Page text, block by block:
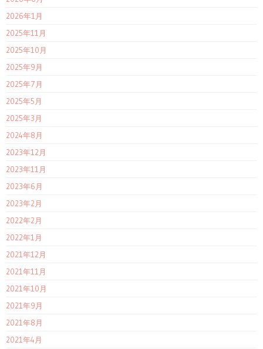
2026年1月
2025年11月
2025年10月
2025年9月
2025年7月
2025年5月
2025年3月
2024年8月
2023年12月
2023年11月
2023年6月
2023年2月
2022年2月
2022年1月
2021年12月
2021年11月
2021年10月
2021年9月
2021年8月
2021年4月